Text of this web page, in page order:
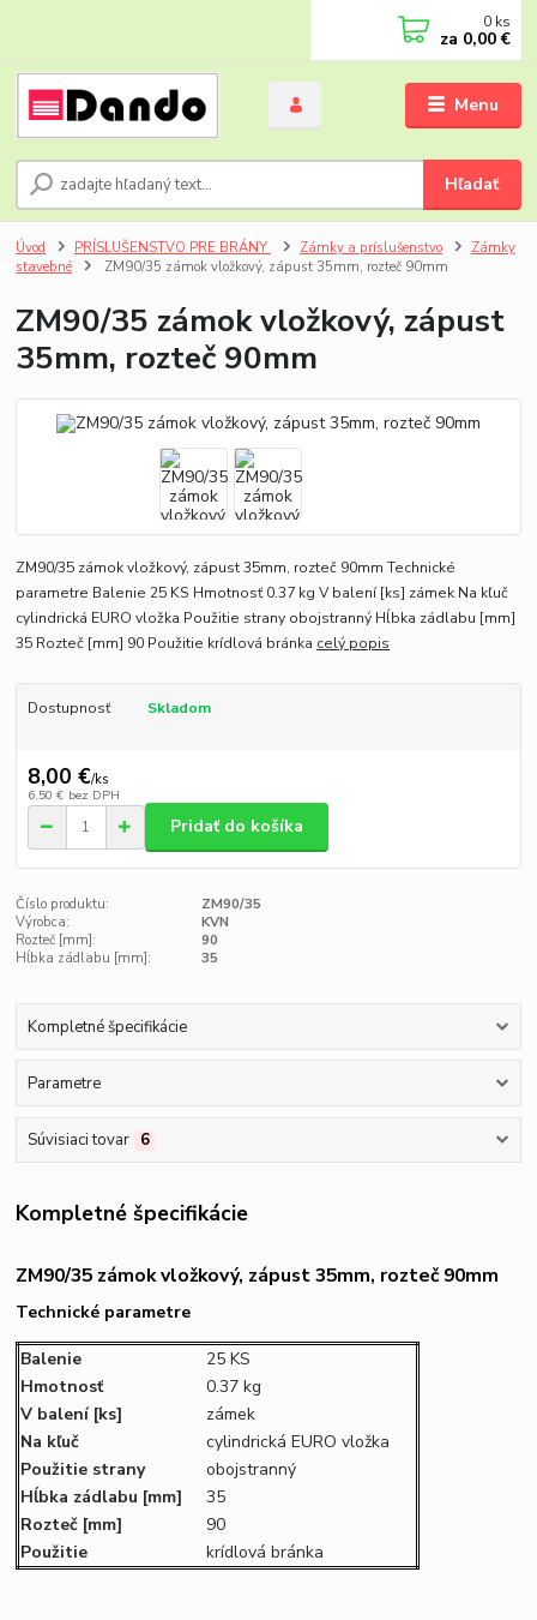
Menu
Hľadať
0 ks
za 0,00 €
Úvod PRÍSLUŠENSTVO PRE BRÁNY Zámky a príslušenstvo
Zámky
stavebné
ZM90/35 zámok vložkový, zápust 35mm, rozteč 90mm
ZM90/35 zámok vložkový, zápust
35mm, rozteč 90mm
ZM90/35 zámok vložkový, zápust 35mm, rozteč 90mm Technické
parametre Balenie 25 KS Hmotnosť 0.37 kg V balení [ks] zámek Na kľuč
cylindrická EURO vložka Použitie strany obojstranný Hĺbka zádlabu [mm]
35 Rozteč [mm] 90 Použitie krídlová bránka celý popis
Dostupnosť Skladom
8,00 €/ks
6,50 € bez DPH
Pridať do košíka
Číslo produktu:
ZM90/35
Výrobca:
KVN
Rozteč [mm]:
90
Hĺbka zádlabu [mm]:
35
Kompletné špecifikácie
Parametre
Súvisiaci tovar 6
Kompletné špecifikácie
ZM90/35 zámok vložkový, zápust 35mm, rozteč 90mm
Technické parametre
Balenie
25 KS
Hmotnosť
0.37 kg
V balení [ks]
zámek
Na kľuč
cylindrická EURO vložka
Použitie strany
obojstranný
Hĺbka zádlabu [mm]
35
Rozteč [mm]
90
Použitie
krídlová bránka